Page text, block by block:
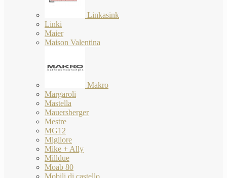
Linkasink
Linki
Maier
Maison Valentina
Makro
Margaroli
Mastella
Mauersberger
Mestre
MG12
Migliore
Mike + Ally
Milldue
Moab 80